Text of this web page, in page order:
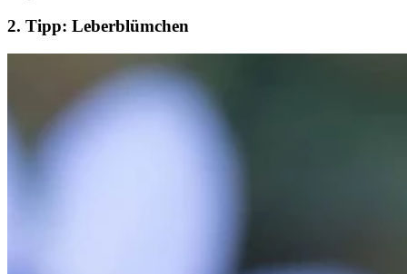
2. Tipp: Leberblümchen